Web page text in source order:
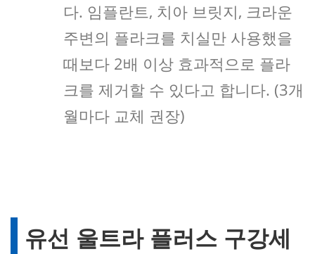
다. 임플란트, 치아 브릿지, 크라운
주변의 플라크를 치실만 사용했을
때보다 2배 이상 효과적으로 플라
크를 제거할 수 있다고 합니다. (3개
월마다 교체 권장)
유선 울트라 플러스 구강세